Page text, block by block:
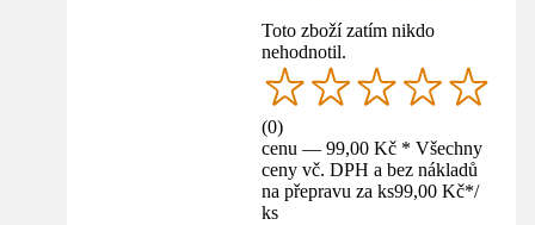
Toto zboží zatím nikdo
nehodnotil.
(0)
cenu — 99,00 Kč * Všechny
ceny vč. DPH a bez nákladů
na přepravu za ks99,00 Kč*/
ks